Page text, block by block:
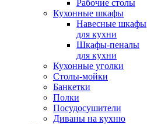
Рабочие столы
Кухонные шкафы
Навесные шкафы
для кухни
Шкафы-пеналы
для кухни
Кухонные уголки
Столы-мойки
Банкетки
Полки
Посудосушители
Диваны на кухню